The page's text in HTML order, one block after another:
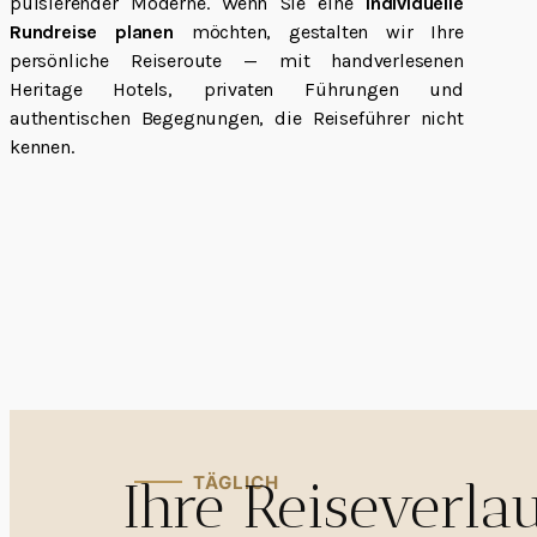
Rundreise planen möchten, gestalten wir Ihre
persönliche Reiseroute — mit handverlesenen
Heritage Hotels, privaten Führungen und
authentischen Begegnungen, die Reiseführer nicht
kennen.
TÄGLICH
Ihre